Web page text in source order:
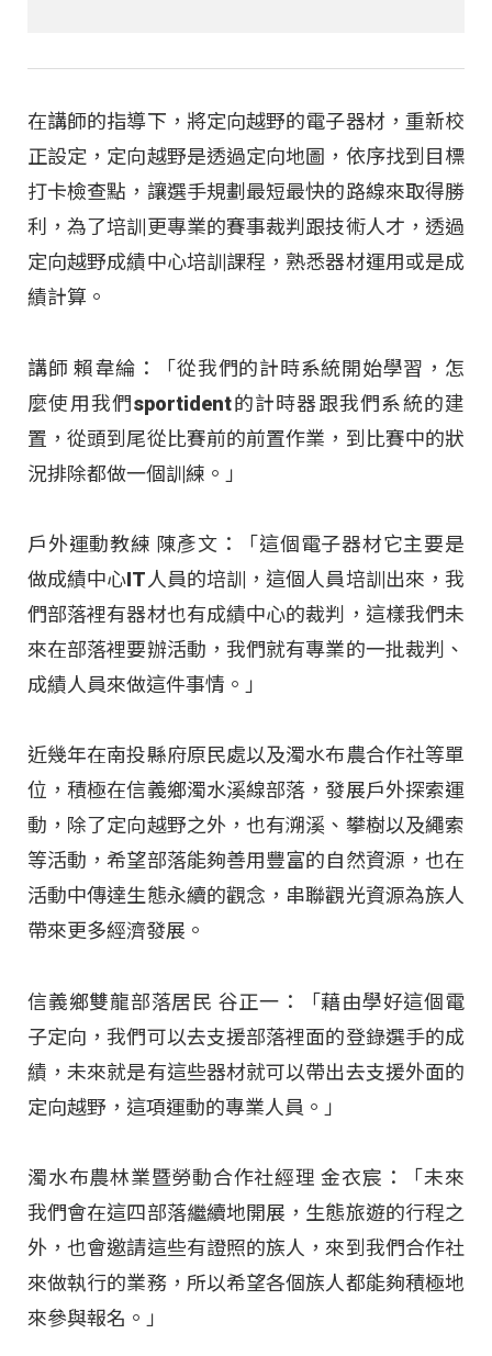
在講師的指導下，將定向越野的電子器材，重新校
正設定，定向越野是透過定向地圖，依序找到目標
打卡檢查點，讓選手規劃最短最快的路線來取得勝
利，為了培訓更專業的賽事裁判跟技術人才，透過
定向越野成績中心培訓課程，熟悉器材運用或是成
績計算。
講師 賴韋綸：「從我們的計時系統開始學習，怎
麼使用我們sportident的計時器跟我們系統的建
置，從頭到尾從比賽前的前置作業，到比賽中的狀
況排除都做一個訓練。」
戶外運動教練 陳彥文：「這個電子器材它主要是
做成績中心IT人員的培訓，這個人員培訓出來，我
們部落裡有器材也有成績中心的裁判，這樣我們未
來在部落裡要辦活動，我們就有專業的一批裁判、
成績人員來做這件事情。」
近幾年在南投縣府原民處以及濁水布農合作社等單
位，積極在信義鄉濁水溪線部落，發展戶外探索運
動，除了定向越野之外，也有溯溪、攀樹以及繩索
等活動，希望部落能夠善用豐富的自然資源，也在
活動中傳達生態永續的觀念，串聯觀光資源為族人
帶來更多經濟發展。
信義鄉雙龍部落居民 谷正一：「藉由學好這個電
子定向，我們可以去支援部落裡面的登錄選手的成
績，未來就是有這些器材就可以帶出去支援外面的
定向越野，這項運動的專業人員。」
濁水布農林業暨勞動合作社經理 金衣宸：「未來
我們會在這四部落繼續地開展，生態旅遊的行程之
外，也會邀請這些有證照的族人，來到我們合作社
來做執行的業務，所以希望各個族人都能夠積極地
來參與報名。」